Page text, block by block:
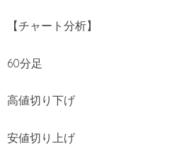
【チャート分析】
60分足
高値切り下げ
安値切り上げ